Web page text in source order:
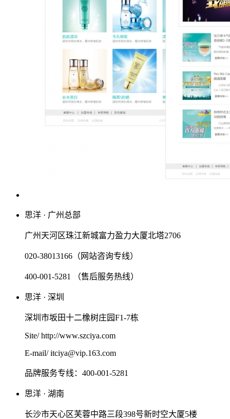
思洋 · 广州总部
广州天河区珠江新城富力盈力大厦北塔2706
020-38013166（网站咨询专线）
400-001-5281 （售后服务热线）
思洋 · 深圳
深圳市坂田十二橡树庄园F1-7栋
Site/ http://www.szciya.com
E-mail/ itciya@vip.163.com
品牌服务专线：400-001-5281
思洋 · 湖南
长沙市天心区芙蓉中路三段398号新时空大厦5楼